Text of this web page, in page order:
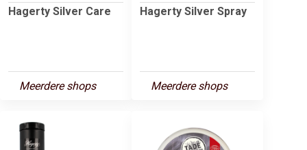
Hagerty Silver Care
Meerdere shops
Hagerty Silver Spray
Meerdere shops